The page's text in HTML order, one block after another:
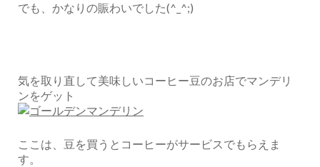
でも、かなりの賑わいでした(^_^;)
気を取り直して美味しいコーヒー豆のお店でマンデリ
ンをゲット
ここは、豆を買うとコーヒーがサービスでもらえま
す。